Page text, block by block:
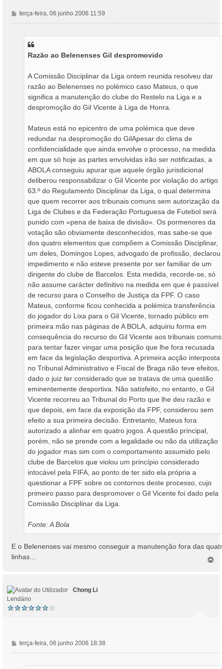
M
e
terça-feira, 06 junho 2006 11:59
Razão ao Belenenses Gil despromovido
A Comissão Disciplinar da Liga ontem reunida resolveu dar
razão ao Belenenses no polémico caso Mateus, o que
significa a manutenção do clube do Restelo na Liga e a
despromoção do Gil Vicente à Liga de Honra.
Mateus está no epicentro de uma polémica que deve
redundar na despromoção do GilApesar do clima de
confidencialidade que ainda envolve o processo, na medida
em que só hoje as partes envolvidas irão ser notificadas, a
ABOLA conseguiu apurar que aquele órgão jurisdicional
deliberou responsabilizar o Gil Vicente por violação do artigo
63.º do Regulamento Disciplinar da Liga, o qual determina
que quem recorrer aos tribunais comuns sem autorização da
Liga de Clubes e da Federação Portuguesa de Futebol será
punido com «pena de baixa de divisão». Os pormenores da
votação são obviamente desconhecidos, mas sabe-se que
dos quatro elementos que compõem a Comissão Disciplinar,
um deles, Domingos Lopes, advogado de profissão, declarou
impedimento e não esteve presente por ser familiar de um
dirigente do clube de Barcelos. Esta medida, recorde-se, só
não assume carácter definitivo na medida em que é passível
de recurso para o Conselho de Justiça da FPF. O caso
Mateus, conforme ficou conhecida a polémica transferência
do jogador do Lixa para o Gil Vicente, tornado público em
primeira mão nas páginas de A BOLA, adquiriu forma em
consequência do recurso do Gil Vicente aos tribunais comuns
para tentar fazer vingar uma posição que lhe fora recusada
em face da legislação desportiva. A primeira acção interposta
no Tribunal Administrativo e Fiscal de Braga não teve efeitos,
dado o juiz ter considerado que se tratava de uma questão
eminentemente desportiva. Não satisfeito, no entanto, o Gil
Vicente recorreu ao Tribunal do Porto que lhe deu razão e
que depois, em face da exposição da FPF, considerou sem
efeito a sua primeira decisão. Entretanto, Mateus fora
autorizado a alinhar em quatro jogos. A questão principal,
porém, não se prende com a legalidade ou não da utilização
do jogador mas sim com o comportamento assumido pelo
clube de Barcelos que violou um princípio considerado
intocável pela FIFA, ao ponto de ter sido ela própria a
questionar a FPF sobre os contornos deste processo, cujo
primeiro passo para despromover o Gil Vicente foi dado pela
Comissão Disciplinar da Liga.
Fonte: A Bola
E o Belenenses vai mesmo conseguir a manutenção fora das
linhas...
Chong Li
Lendário
M
e
terça-feira, 06 junho 2006 18:38